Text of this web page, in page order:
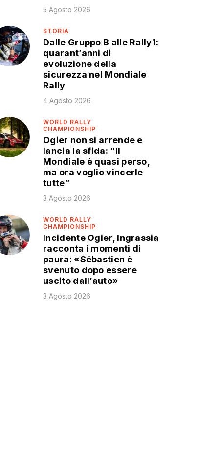
5 Agosto 2026
STORIA
Dalle Gruppo B alle Rally1:
quarant’anni di
evoluzione della
sicurezza nel Mondiale
Rally
4 Agosto 2026
WORLD RALLY
CHAMPIONSHIP
Ogier non si arrende e
lancia la sfida: “Il
Mondiale è quasi perso,
ma ora voglio vincerle
tutte”
3 Agosto 2026
WORLD RALLY
CHAMPIONSHIP
Incidente Ogier, Ingrassia
racconta i momenti di
paura: «Sébastien è
svenuto dopo essere
uscito dall’auto»
3 Agosto 2026